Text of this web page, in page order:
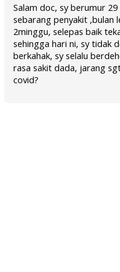
Salam doc, sy berumur
sebarang penyakit ,bulan
2minggu, selepas baik
sehingga hari ni, sy tidak
berkahak, sy selalu
rasa sakit dada, jarang
covid?